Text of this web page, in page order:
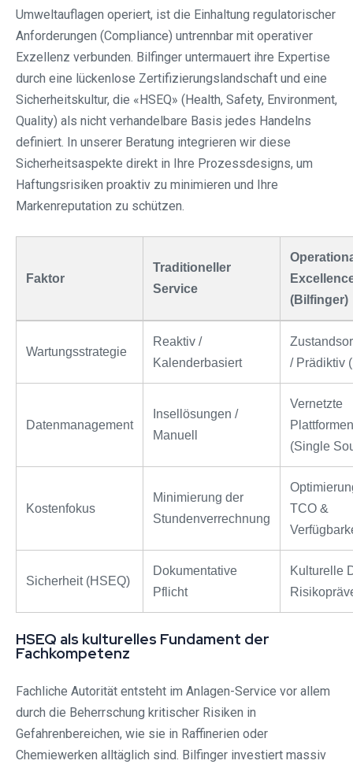
Umweltauflagen operiert, ist die Einhaltung regulatorischer
Anforderungen (Compliance) untrennbar mit operativer
Exzellenz verbunden. Bilfinger untermauert ihre Expertise
durch eine lückenlose Zertifizierungslandschaft und eine
Sicherheitskultur, die «HSEQ» (Health, Safety, Environment,
Quality) als nicht verhandelbare Basis jedes Handelns
definiert. In unserer Beratung integrieren wir diese
Sicherheitsaspekte direkt in Ihre Prozessdesigns, um
Haftungsrisiken proaktiv zu minimieren und Ihre
Markenreputation zu schützen.
Faktor
Traditioneller
Service
(Bilfinger)
Wartungsstrategie
Reaktiv /
Kalenderbasiert
/ Prädiktiv
Datenmanagement
Insellösungen /
Manuell
Vernetzte
Plattformen
(Single
Kostenfokus
Minimierung der
Stundenverrechnung
TCO &
Sicherheit (HSEQ)
Dokumentative
Pflicht
Kulturelle
HSEQ als kulturelles Fundament der
Fachkompetenz
Fachliche Autorität entsteht im Anlagen-Service vor allem
durch die Beherrschung kritischer Risiken in
Gefahrenbereichen, wie sie in Raffinerien oder
Chemiewerken alltäglich sind. Bilfinger investiert massiv